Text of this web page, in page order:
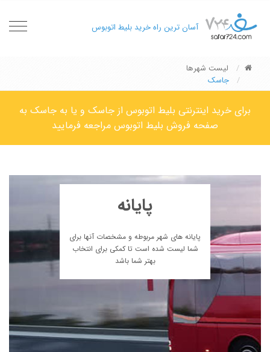
آسان ترین راه خرید بلیط اتوبوس
لیست شهرها
جاسک
برای خرید اینترنتی بلیط اتوبوس از جاسک و یا به جاسک به
صفحه فروش بلیط اتوبوس مراجعه فرمایید
پایانه
پایانه های شهر مربوطه و مشخصات آنها برای
شما لیست شده است تا کمکی برای انتخاب
بهتر شما باشد